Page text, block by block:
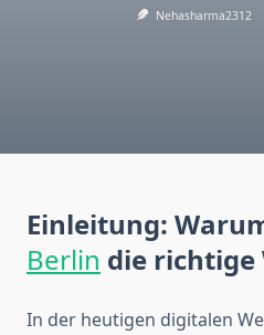
Nehasharma2312
Einleitung:
Berlin die richtige
In der heutigen digitalen